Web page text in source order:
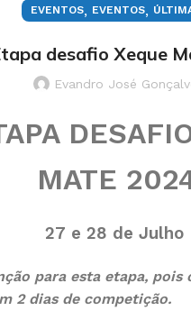
EVENTOS, EVENTOS,
desafio Xeque
Evandro José
MATE
27 e 28 de Julho
para esta etapa, pois
2 dias de competição.